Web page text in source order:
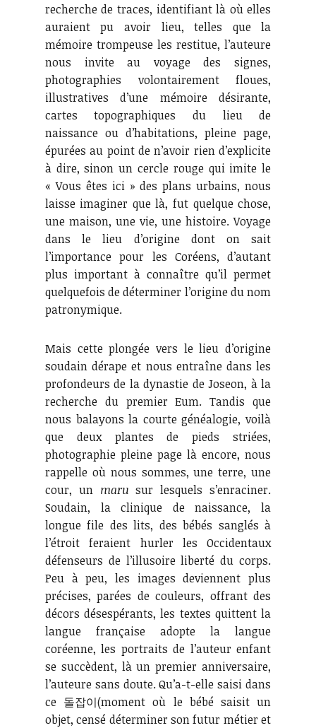
recherche de traces, identifiant là où elles
auraient pu avoir lieu, telles que la
mémoire trompeuse les restitue, l’auteure
nous invite au voyage des signes,
photographies volontairement floues,
illustratives d’une mémoire désirante,
cartes topographiques du lieu de
naissance ou d’habitations, pleine page,
épurées au point de n’avoir rien d’explicite
à dire, sinon un cercle rouge qui imite le
« Vous êtes ici » des plans urbains, nous
laisse imaginer que là, fut quelque chose,
une maison, une vie, une histoire. Voyage
dans le lieu d’origine dont on sait
l’importance pour les Coréens, d’autant
plus important à connaître qu’il permet
quelquefois de déterminer l’origine du nom
patronymique.
Mais cette plongée vers le lieu d’origine
soudain dérape et nous entraîne dans les
profondeurs de la dynastie de Joseon, à la
recherche du premier Eum. Tandis que
nous balayons la courte généalogie, voilà
que deux plantes de pieds striées,
photographie pleine page là encore, nous
rappelle où nous sommes, une terre, une
cour, un marusur lesquels s’enraciner.
Soudain, la clinique de naissance, la
longue file des lits, des bébés sanglés à
l’étroit feraient hurler les Occidentaux
défenseurs de l’illusoire liberté du corps.
Peu à peu, les images deviennent plus
précises, parées de couleurs, offrant des
décors désespérants, les textes quittent la
langue française adopte la langue
coréenne, les portraits de l’auteur enfant
se succèdent, là un premier anniversaire,
l’auteure sans doute. Qu’a-t-elle saisi dans
ce 돌잡이(moment où le bébé saisit un
objet, censé déterminer son futur métier et